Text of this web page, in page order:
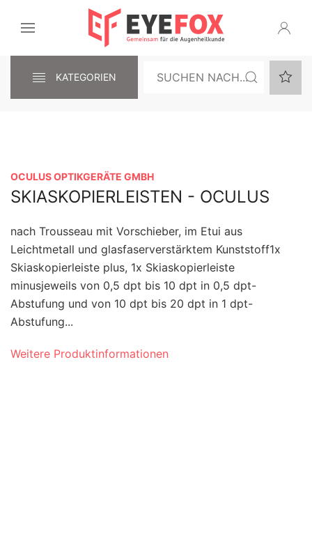
KATEGORIEN
OCULUS OPTIKGERÄTE GMBH
SKIASKOPIERLEISTEN - OCULUS
nach Trousseau mit Vorschieber, im Etui aus
Leichtmetall und glasfaserverstärktem Kunststoff1x
Skiaskopierleiste plus, 1x Skiaskopierleiste
minusjeweils von 0,5 dpt bis 10 dpt in 0,5 dpt-
Abstufung und von 10 dpt bis 20 dpt in 1 dpt-
Abstufung...
Weitere Produktinformationen